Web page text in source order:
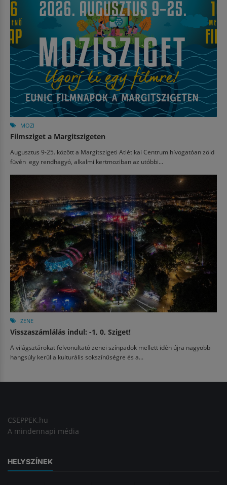
MOZI
Filmsziget a Margitszigeten
Augusztus 9-25. között a Margitszigeti Atlétikai Centrum hívogatóan zöld
füvén egy rendhagyó, alkalmi kertmoziban az utóbbi...
ZENE
Visszaszámlálás indul: -1, 0, Sziget!
A világsztárokat felvonultató zenei színpadok mellett idén újra nagyobb
hangsúly kerül a kulturális sokszínűségre és a...
CSEPPEK.hu
A mindennapi média
HELYSZÍNEK